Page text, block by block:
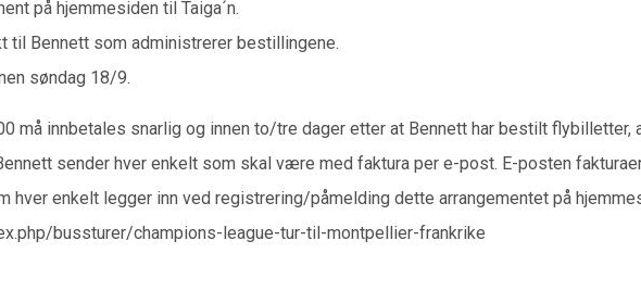
på hjemmesiden til Taiga´n.
til Bennett som administrerer bestillingene.
søndag 18/9.
må innbetales snarlig og innen to/tre dager etter at Bennett har bestilt flybilletter,
sender hver enkelt som skal være med faktura per e-post. E-posten
hver enkelt legger inn ved registrering/påmelding dette arrangementet på
bussturer/champions-league-tur-til-montpellier-frankrike